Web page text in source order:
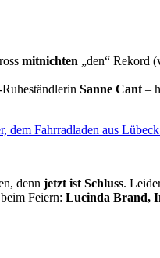
mitnichten „den“ Rekord
Sanne Cant –
denn jetzt ist Schluss.
beim Feiern: Lucinda Brand,